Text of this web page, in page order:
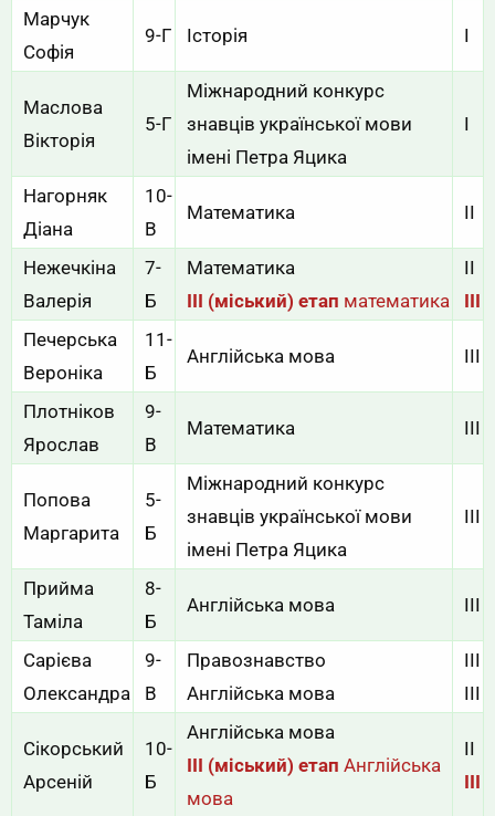
Марчук
Софія
9-Г Історія І
Маслова
Вікторія
5-Г
Міжнародний конкурс
знавців української мови
імені Петра Яцика
І
Нагорняк
Діана
10-
В
Математика ІІ
Нежечкіна
Валерія
7-
Б
Математика
III (міський) етап математика
ІІ
III
Печерська
Вероніка
11-
Б
Англійська мова III
Плотніков
Ярослав
9-
В
Математика ІІІ
Попова
Маргарита
5-
Б
Міжнародний конкурс
знавців української мови
імені Петра Яцика
ІІІ
Прийма
Таміла
8-
Б
Англійська мова III
Сарієва
Олександра
9-
В
Правознавство
Англійська мова
ІІІ
ІІІ
Сікорський
Арсеній
10-
Б
Англійська мова
III (міський) етап Англійська
мова
II
III